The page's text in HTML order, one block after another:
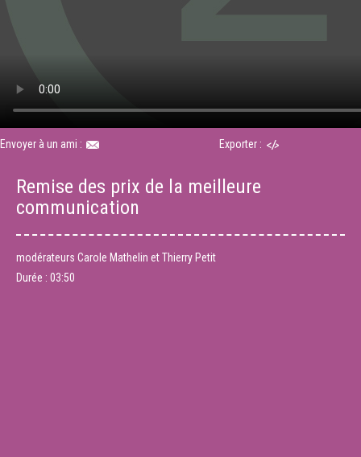
Envoyer à un ami : Exporter :
Remise des prix de la meilleure
communication
modérateurs Carole Mathelin et Thierry Petit
Durée : 03:50